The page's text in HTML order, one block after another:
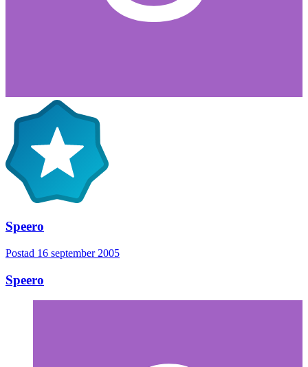
Speero
Postad 16 september 2005
Speero